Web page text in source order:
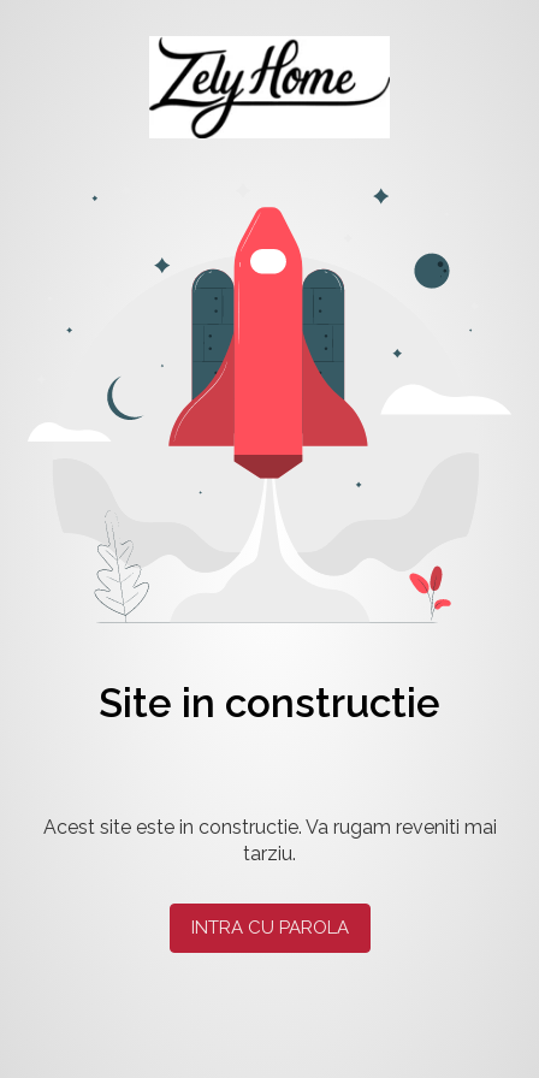
Site in constructie
Acest site este in constructie. Va rugam reveniti mai
tarziu.
INTRA CU PAROLA